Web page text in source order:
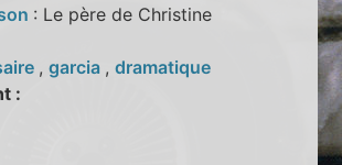
: Le père de Christine
,garcia ,dramatique
: